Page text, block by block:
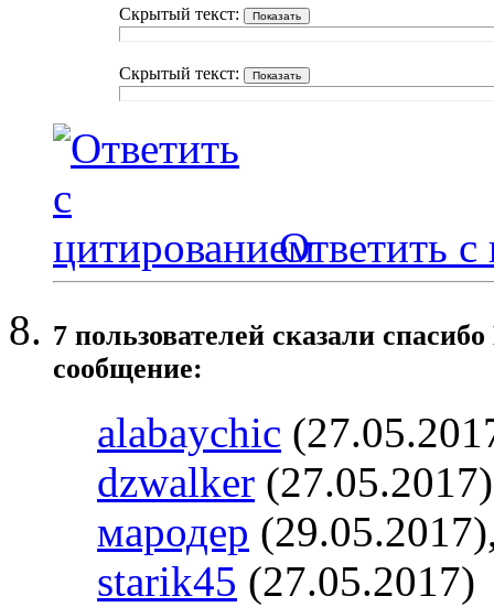
Скрытый текст:
Скрытый текст:
Ответить с
7 пользователей сказали
сообщение:
alabaychic
dzwalker
мародер
starik45 (27.05.2017)